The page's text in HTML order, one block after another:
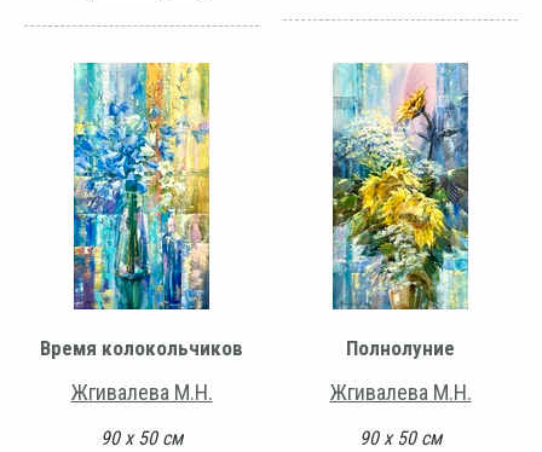
Время колокольчиков
Жгивалева М.Н.
90 х 50 см
Полнолуние
Жгивалева М.Н.
90 х 50 см